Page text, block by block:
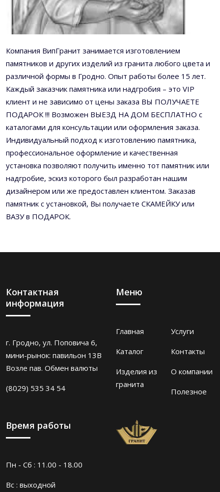
Компания ВипГранит занимается изготовлением
памятников и других изделий из гранита любого цвета и
различной формы в Гродно. Опыт работы более 15 лет.
Каждый заказчик памятника или надгробия – это VIP
клиент и не зависимо от цены заказа ВЫ ПОЛУЧАЕТЕ
ПОДАРОК !!! Возможен ВЫЕЗД НА ДОМ БЕСПЛАТНО с
каталогами для консультации или оформления заказа.
Индивидуальный подход к изготовлению памятника,
профессиональное оформление и качественная
установка позволяют получить именно тот памятник или
надгробие, эскиз которого был разработан нашим
дизайнером или же предоставлен клиентом. Заказав
памятник с установкой, Вы получаете СКАМЕЙКУ или
ВАЗУ в ПОДАРОК.
Контактная
информация
г. Гродно, ул. Поповича 6,
мини-рынок: павильон 13В
Возле пав. Обмен валюты
(8029) 535 34 54
Меню
Главная
Каталог
Изделия из
гранита
Услуги
Контакты
О компании
Полезное
Время работы
Пн - Сб : 11.00 - 18.00
Вс : выходной